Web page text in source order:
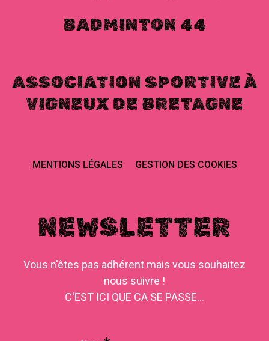
BADMINTON 44
ASSOCIATION SPORTIVE À
VIGNEUX DE BRETAGNE
MENTIONS LÉGALES GESTION DES COOKIES
NEWSLETTER
Vous n'êtes pas adhérent mais vous souhaitez
nous suivre !
C'EST ICI QUE CA SE PASSE...